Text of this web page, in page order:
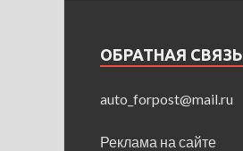
ОБРАТНАЯ СВЯЗЬ
auto_forpost@mail.ru
Реклама на сайте